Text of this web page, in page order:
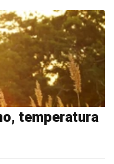
temperatura